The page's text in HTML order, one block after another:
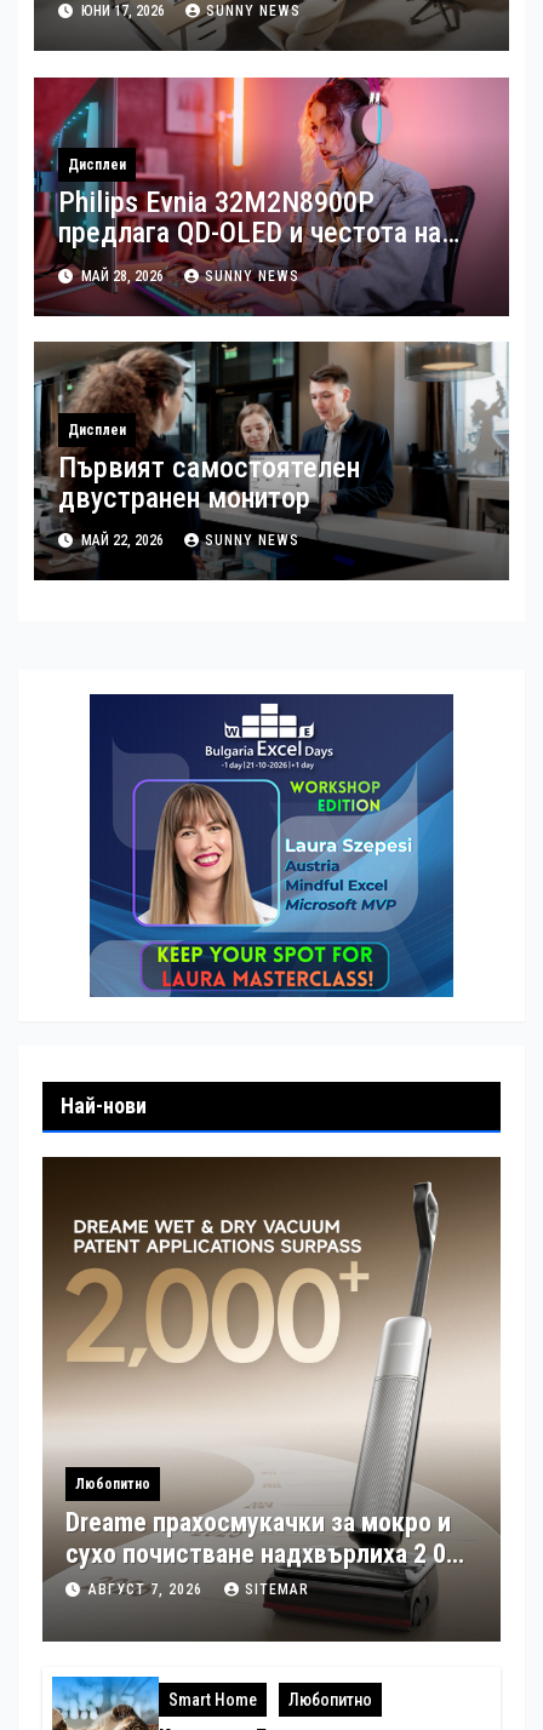
ЮНИ 17, 2026 SUNNY NEWS
Дисплеи
Philips Evnia 32M2N8900P
предлага QD-OLED и честота на
опресняване от 240 Hz
МАЙ 28, 2026 SUNNY NEWS
Дисплеи
Първият самостоятелен
двустранен монитор
МАЙ 22, 2026 SUNNY NEWS
Най-нови
Любопитно
Dreame прахосмукачки за мокро и
сухо почистване надхвърлиха 2 000
патентни заявки в световен мащаб
АВГУСТ 7, 2026 SITEMAR
Smart Home Любопитно